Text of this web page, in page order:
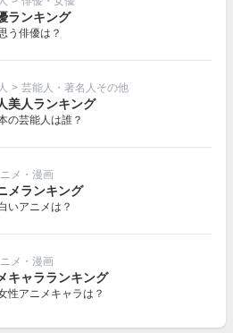
ランキング
う俳優は？
> 芸能人・著名人その他
美人ランキング
の芸能人は誰？
メ・漫画
メランキング
いアニメは？
メ・漫画
キャラランキング
性アニメキャラは？